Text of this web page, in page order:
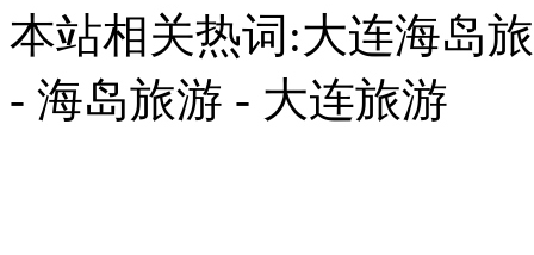
本站相关热词:大连海岛
- 海岛旅游 - 大连旅游